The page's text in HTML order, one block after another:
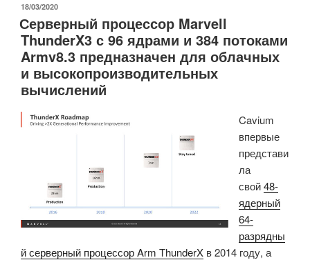
Coral
mPCIe
в
компактном
Marvell
TX
ОПУБЛИКОВАНО
18/03/2020
Серверный процессор Marvell
ThunderX3 с 96 ядрами и 384 потоками
Armv8.3 предназначен для облачных
и высокопроизводительных
вычислений
Cavium
впервые
представи
ла
свой48-
ядерный
64-
разрядны
й серверный процессор Arm ThunderX в 2014 году, а